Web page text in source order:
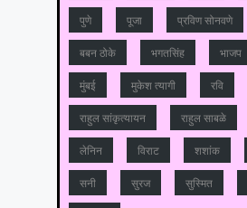
पुणे पूजा प्रविण सोनवणे
बबन ठोके भगतसिंह भाजप
मुंबई मुकेश त्‍यागी रवि
राहुल सांकृत्यायन राहुल साबळे
लेनिन विराट शशांक
सनी सुरज सुस्मित